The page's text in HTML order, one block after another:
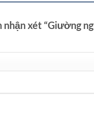
xét “Giường